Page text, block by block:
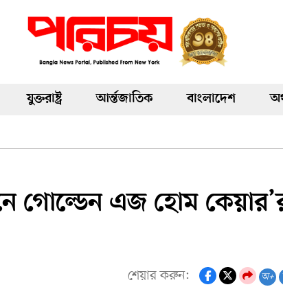
যুক্তরাষ্ট্র আর্ন্তজাতিক বাংলাদেশ
গোল্ডেন এজ হোম
শেয়ার করুন: অ+